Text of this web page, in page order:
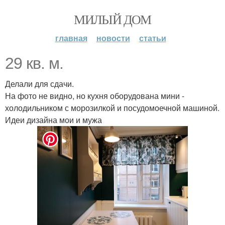
МИЛЫЙ ДОМ
главная новости статьи
29 кв. м.
Делали для сдачи.
На фото не видно, но кухня оборудована мини -
холодильником с морозилкой и посудомоечной машиной.
Идеи дизайна мои и мужа